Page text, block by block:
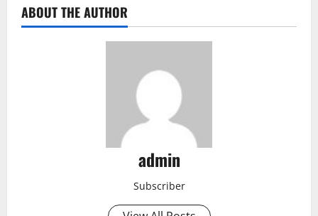
ABOUT THE AUTHOR
admin
Subscriber